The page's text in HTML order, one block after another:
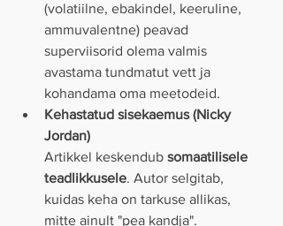
(volatiilne, ebakindel, keeruline,
ammuvalentne) peavad
superviisorid olema valmis
avastama tundmatut vett ja
kohandama oma meetodeid.
Kehastatud sisekaemus (Nicky
Jordan)
Artikkel keskendub somaatilisele
teadlikkusele. Autor selgitab,
kuidas keha on tarkuse allikas,
mitte ainult "pea kandja".